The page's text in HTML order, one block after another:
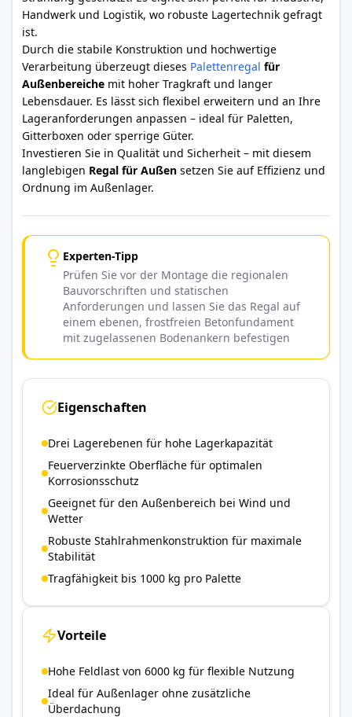
Handwerk und Logistik, wo robuste Lagertechnik gefragt
ist.
Durch die stabile Konstruktion und hochwertige
Verarbeitung überzeugt dieses Palettenregal für
Außenbereiche mit hoher Tragkraft und langer
Lebensdauer. Es lässt sich flexibel erweitern und an Ihre
Lageranforderungen anpassen – ideal für Paletten,
Gitterboxen oder sperrige Güter.
Investieren Sie in Qualität und Sicherheit – mit diesem
langlebigen Regal für Außen setzen Sie auf Effizienz und
Ordnung im Außenlager.
Experten-Tipp
Prüfen Sie vor der Montage die regionalen
Bauvorschriften und statischen
Anforderungen und lassen Sie das Regal auf
einem ebenen, frostfreien Betonfundament
mit zugelassenen Bodenankern befestigen
Eigenschaften
Drei Lagerebenen für hohe Lagerkapazität
Feuerverzinkte Oberfläche für optimalen
Korrosionsschutz
Geeignet für den Außenbereich bei Wind und
Wetter
Robuste Stahlrahmenkonstruktion für maximale
Stabilität
Tragfähigkeit bis 1000 kg pro Palette
Vorteile
Hohe Feldlast von 6000 kg für flexible Nutzung
Ideal für Außenlager ohne zusätzliche
Überdachung